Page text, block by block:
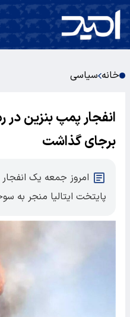
خانه سیاسی
انفجار پمپ‌ بنزین در
برجای گذاشت
امروز جمعه یک
پایتخت ایتالیا منجر به